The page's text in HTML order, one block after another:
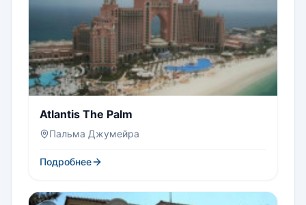
Atlantis The Palm
Пальма Джумейра
Подробнее